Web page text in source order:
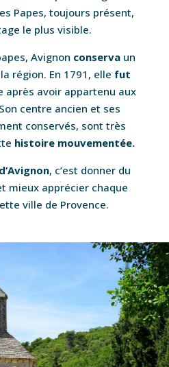
Papes, toujours présent,
le plus visible.
Avignon conservaun
région. En 1791, elle fut
après avoir appartenu aux
centre ancien et ses
conservés, sont très
histoire mouvementée.
, c’est donner du
mieux apprécier chaque
ville de Provence.